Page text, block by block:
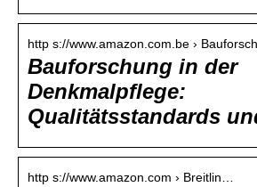
http s://www.amazon.com.be ›
Bauforschung in der
Denkmalpflege:
Qualitätsstandards
http s://www.amazon.com › Breitlin…